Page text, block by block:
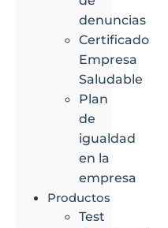
denuncias
Certificado
Empresa
Saludable
Plan
de
igualdad
en la
empresa
Productos
Test